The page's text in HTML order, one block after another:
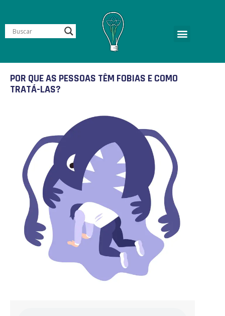
POR QUE AS PESSOAS TÊM FOBIAS E COMO
TRATÁ-LAS?